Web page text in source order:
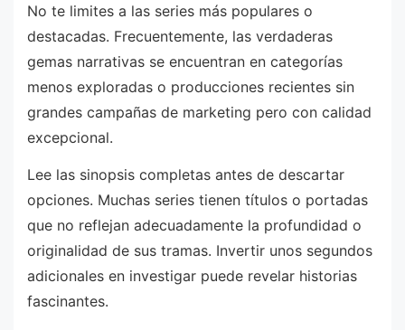
No te limites a las series más populares o
destacadas. Frecuentemente, las verdaderas
gemas narrativas se encuentran en categorías
menos exploradas o producciones recientes sin
grandes campañas de marketing pero con calidad
excepcional.
Lee las sinopsis completas antes de descartar
opciones. Muchas series tienen títulos o portadas
que no reflejan adecuadamente la profundidad o
originalidad de sus tramas. Invertir unos segundos
adicionales en investigar puede revelar historias
fascinantes.